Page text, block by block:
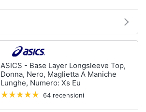
ASICS - Base Layer Longsleeve Top,
Donna, Nero, Maglietta A Maniche
Lunghe, Numero: Xs Eu
64 recensioni